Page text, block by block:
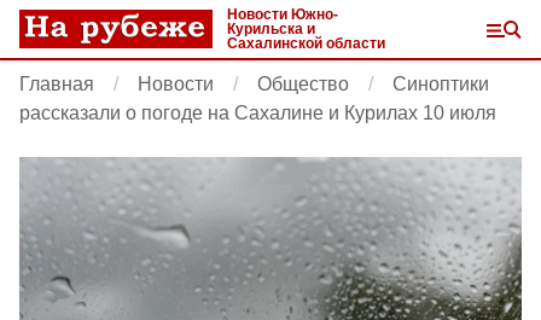
Новости Южно-
Курильска и
Сахалинской области
Главная Новости Общество
Синоптики
рассказали о погоде на Сахалине и Курилах 10 июля